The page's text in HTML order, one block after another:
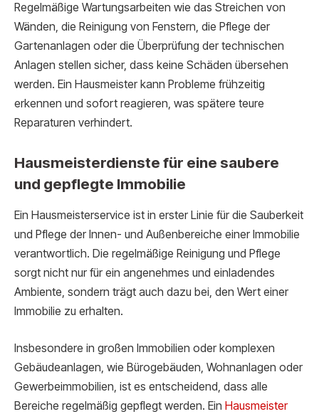
Regelmäßige Wartungsarbeiten wie das Streichen von
Wänden, die Reinigung von Fenstern, die Pflege der
Gartenanlagen oder die Überprüfung der technischen
Anlagen stellen sicher, dass keine Schäden übersehen
werden. Ein Hausmeister kann Probleme frühzeitig
erkennen und sofort reagieren, was spätere teure
Reparaturen verhindert.
Hausmeisterdienste für eine saubere
und gepflegte Immobilie
Ein Hausmeisterservice ist in erster Linie für die Sauberkeit
und Pflege der Innen- und Außenbereiche einer Immobilie
verantwortlich. Die regelmäßige Reinigung und Pflege
sorgt nicht nur für ein angenehmes und einladendes
Ambiente, sondern trägt auch dazu bei, den Wert einer
Immobilie zu erhalten.
Insbesondere in großen Immobilien oder komplexen
Gebäudeanlagen, wie Bürogebäuden, Wohnanlagen oder
Gewerbeimmobilien, ist es entscheidend, dass alle
Bereiche regelmäßig gepflegt werden. Ein Hausmeister